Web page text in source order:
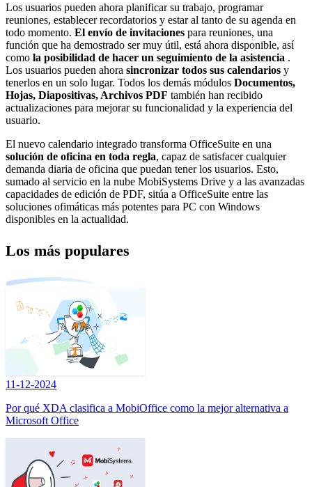
Los usuarios pueden ahora planificar su trabajo, programar
reuniones, establecer recordatorios y estar al tanto de su agenda en
todo momento. El envío de invitaciones para reuniones, una
función que ha demostrado ser muy útil, está ahora disponible, así
como la posibilidad de hacer un seguimiento de la asistencia .
Los usuarios pueden ahora sincronizar todos sus calendarios y
tenerlos en un solo lugar. Todos los demás módulos Documentos,
Hojas, Diapositivas, Archivos PDF también han recibido
actualizaciones para mejorar su funcionalidad y la experiencia del
usuario.
El nuevo calendario integrado transforma OfficeSuite en una
solución de oficina en toda regla, capaz de satisfacer cualquier
demanda diaria de oficina que puedan tener los usuarios. Esto,
sumado al servicio en la nube MobiSystems Drive y a las avanzadas
capacidades de edición de PDF, sitúa a OfficeSuite entre las
soluciones ofimáticas más potentes para PC con Windows
disponibles en la actualidad.
Los más populares
11-12-2024
Por qué XDA clasifica a MobiOffice como la mejor alternativa a
Microsoft Office